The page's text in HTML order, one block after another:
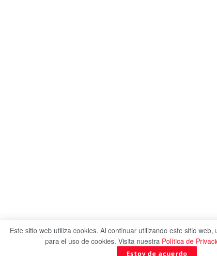
Este sitio web utiliza cookies. Al continuar utilizando este sitio
para el uso de cookies. Visita nuestra Política de
Estoy de acuerdo